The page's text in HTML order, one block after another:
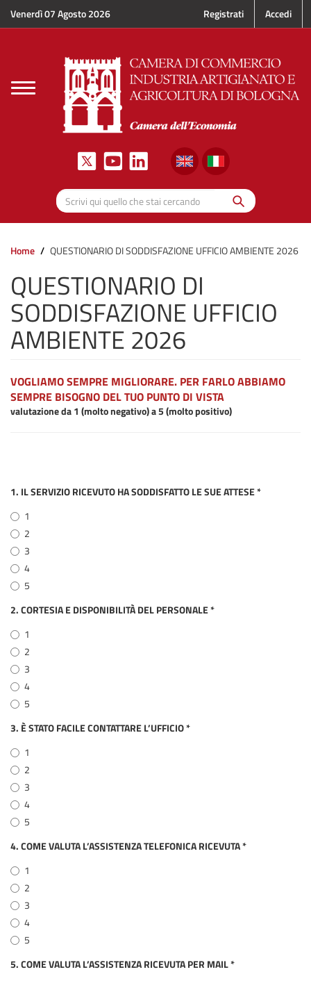
Salta al contenuto principale
Venerdì 07 Agosto 2026 Registrati Accedi
Toggle
navigation
Scrivi qui quello che stai cercando
Cerca
Home QUESTIONARIO DI SODDISFAZIONE UFFICIO AMBIENTE 2026
QUESTIONARIO DI
SODDISFAZIONE UFFICIO
AMBIENTE 2026
VOGLIAMO SEMPRE MIGLIORARE. PER FARLO ABBIAMO
SEMPRE BISOGNO DEL TUO PUNTO DI VISTA
valutazione da 1 (molto negativo) a 5 (molto positivo)
1. IL SERVIZIO RICEVUTO HA SODDISFATTO LE SUE ATTESE*
1
2
3
4
5
2. CORTESIA E DISPONIBILITÀ DEL PERSONALE*
1
2
3
4
5
3. È STATO FACILE CONTATTARE L’UFFICIO*
1
2
3
4
5
4. COME VALUTA L’ASSISTENZA TELEFONICA RICEVUTA*
1
2
3
4
5
5. COME VALUTA L’ASSISTENZA RICEVUTA PER MAIL*